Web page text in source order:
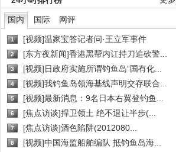
国内 国际 网评
1 [视频]温家宝答记者问·王立军事件
2 [东方夜新闻]香港黑帮内讧持刀追砍警...
3 [视频]日政府实施所谓钓鱼岛“国有化...
4 [视频]我钓鱼岛领海基线声明交存联合...
5 [视频]最新消息：9名日本右翼登钓鱼...
6 [焦点访谈]捍卫领土 绝不退让半步(...
7 [焦点访谈]酒色陷阱(2012080...
8 [视频]中国海监船舶编队 抵钓鱼岛海...